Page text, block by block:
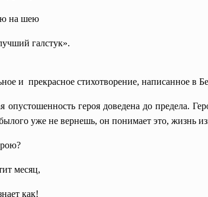
на шею
галстук».
и прекрасное стихотворение, написанное в
опустошенность героя доведена до
уже не вернешь, он понимает это, жизнь
месяц,
как!